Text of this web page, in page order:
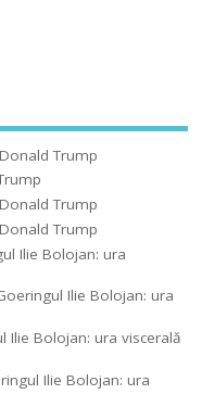
Trump
Trump
Trump
Ilie Bolojan: ura
Ilie Bolojan: ura
Ilie Bolojan: ura viscerală
Ilie Bolojan: ura